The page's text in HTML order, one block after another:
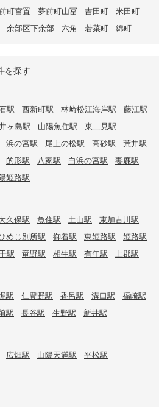
町宮置 夢前町山冨 吉田町
米田町
余部区下余部 六角 若菜町 綿町
を探す
駅 西新町駅 林崎松江海岸駅
藤江駅
ヶ島駅 山陽魚住駅
東二見駅
浜の宮駅 尾上の松駅 高砂駅
荒井駅
的形駅 八家駅 白浜の宮駅
妻鹿駅
姫路駅
久保駅 魚住駅 土山駅
東加古川駅
めじ別所駅 御着駅 東姫路駅
姫路駅
駅 竜野駅 相生駅 有年駅 上郡駅
駅 仁豊野駅 香呂駅 溝口駅
福崎駅
駅 長谷駅 生野駅 新井駅
広畑駅 山陽天満駅
平松駅